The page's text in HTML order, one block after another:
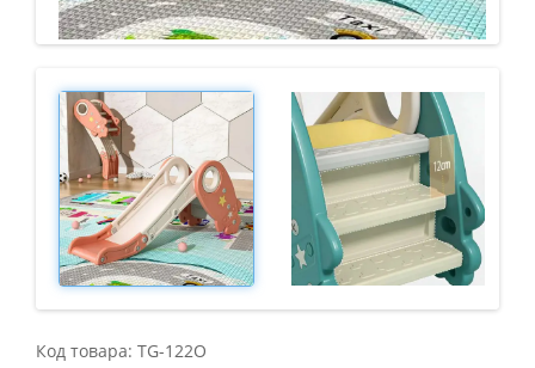
Код товара: TG-122O